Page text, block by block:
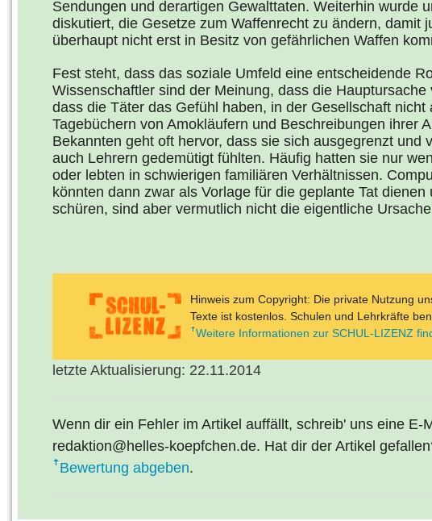
Sendungen und derartigen Gewalttaten. Weiterhin wurde
diskutiert, die Gesetze zum Waffenrecht zu ändern, damit
überhaupt nicht erst in Besitz von gefährlichen Waffen
Fest steht, dass das soziale Umfeld eine entscheidende
Wissenschaftler sind der Meinung, dass die Hauptursache
dass die Täter das Gefühl haben, in der Gesellschaft nicht
Tagebüchern von Amokläufern und Beschreibungen ihrer
Bekannten geht oft hervor, dass sie sich ausgegrenzt und
auch Lehrern gedemütigt fühlten. Häufig hatten sie nur
oder lebten in schwierigen familiären Verhältnissen.
könnten dann zwar als Vorlage für die geplante Tat dienen
schüren, sind aber vermutlich nicht die eigentliche
Hinweis zum Copyright: Die private Nutzung
Texte ist kostenlos. Schulen und Lehrkräfte
Weitere Informationen zur SCHUL-LIZENZ
letzte Aktualisierung: 22.11.2014
Wenn dir ein Fehler im Artikel auffällt, schreib' uns eine E-
redaktion@helles-koepfchen.de. Hat dir der Artikel
Bewertung abgeben.